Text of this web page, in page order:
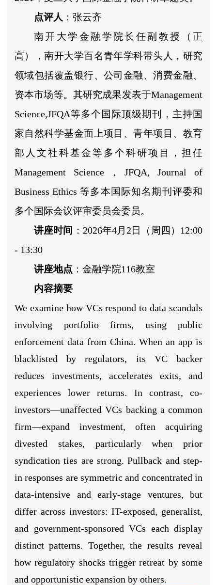
点评人 ：张云齐
南开大学金融学院长任副教授（正
高），南开大学百名青年学科带头人，研究
领域包括覆盖银行、公司金融、消费金融、
资本市场等。其研究成果发表于Management
Science,JFQA等多个国际顶级期刊，主持国
家自然科学基金面上项目、青年项目、教育
部人文社科基金等多个科研项目，担任
Management Science，JFQA, Journal of
Business Ethics 等多本国际知名期刊评委和
多个国际会议评审委员会委员。
讲座时间 ：2026年4月2日（周四）12:00
- 13:30
讲座地点 ：金融学院116教室
内容摘要
We examine how VCs respond to data scandals
involving portfolio firms, using public
enforcement data from China. When an app is
blacklisted by regulators, its VC backer
reduces investments, accelerates exits, and
experiences lower returns. In contrast, co-
investors—unaffected VCs backing a common
firm—expand investment, often acquiring
divested stakes, particularly when prior
syndication ties are strong. Pullback and step-
in responses are symmetric and concentrated in
data-intensive and early-stage ventures, but
differ across investors: IT-exposed, generalist,
and government-sponsored VCs each display
distinct patterns. Together, the results reveal
how regulatory shocks trigger retreat by some
and opportunistic expansion by others.